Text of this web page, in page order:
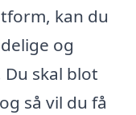
kan du
og
skal blot
så vil du få